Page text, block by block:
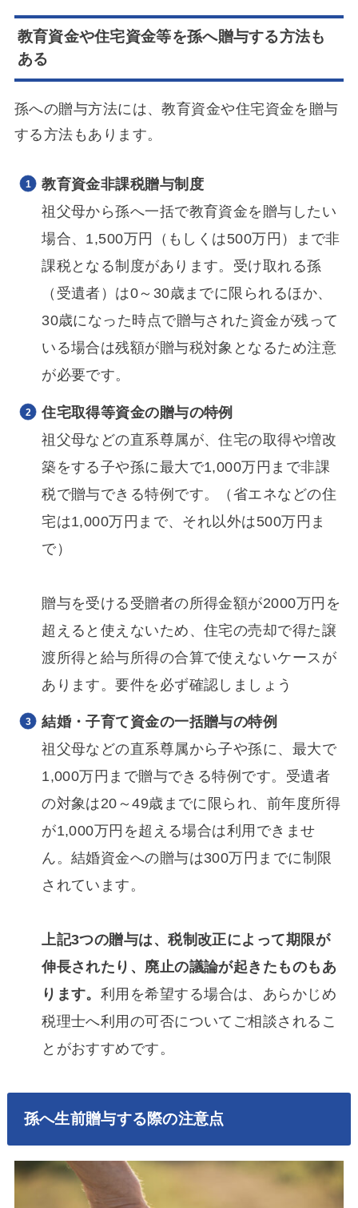
教育資金や住宅資金等を孫へ贈与する方法も
ある
孫への贈与方法には、教育資金や住宅資金を贈与
する方法もあります。
教育資金非課税贈与制度
祖父母から孫へ一括で教育資金を贈与したい
場合、1,500万円（もしくは500万円）まで非
課税となる制度があります。受け取れる孫
（受遺者）は0～30歳までに限られるほか、
30歳になった時点で贈与された資金が残って
いる場合は残額が贈与税対象となるため注意
が必要です。
住宅取得等資金の贈与の特例
祖父母などの直系尊属が、住宅の取得や増改
築をする子や孫に最大で1,000万円まで非課
税で贈与できる特例です。（省エネなどの住
宅は1,000万円まで、それ以外は500万円ま
で）
贈与を受ける受贈者の所得金額が2000万円を
超えると使えないため、住宅の売却で得た譲
渡所得と給与所得の合算で使えないケースが
あります。要件を必ず確認しましょう
結婚・子育て資金の一括贈与の特例
祖父母などの直系尊属から子や孫に、最大で
1,000万円まで贈与できる特例です。受遺者
の対象は20～49歳までに限られ、前年度所得
が1,000万円を超える場合は利用できませ
ん。結婚資金への贈与は300万円までに制限
されています。
上記3つの贈与は、税制改正によって期限が
伸長されたり、廃止の議論が起きたものもあ
ります。 利用を希望する場合は、あらかじめ
税理士へ利用の可否についてご相談されるこ
とがおすすめです。
孫へ生前贈与する際の注意点